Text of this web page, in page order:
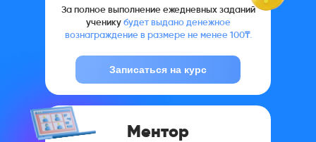
За полное выполнение ежедневных заданий
ученику будет выдано денежное
вознаграждение в размере не менее 100₸.
Записаться на курс
Ментор